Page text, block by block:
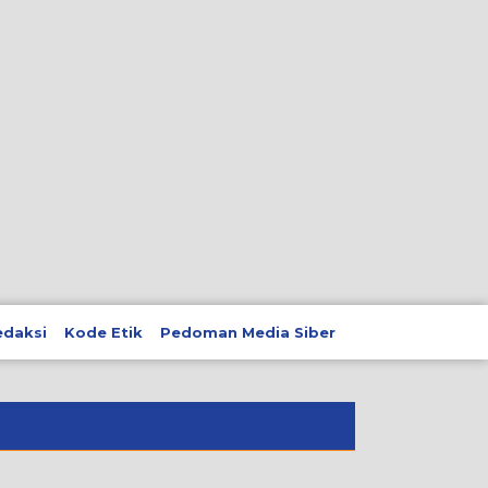
Kode Etik Pedoman Media Siber